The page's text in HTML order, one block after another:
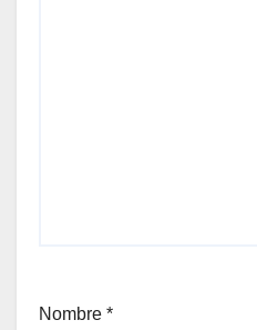
Nombre *